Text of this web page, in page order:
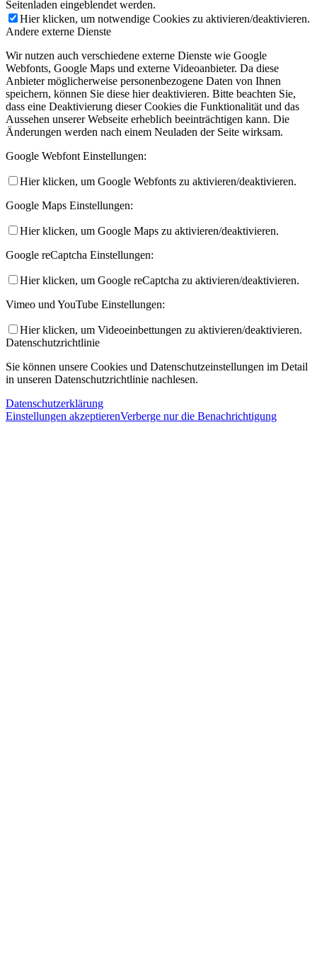
Seitenladen eingeblendet werden.
Hier klicken, um notwendige Cookies zu aktivieren/deaktivieren.
Andere externe Dienste
Wir nutzen auch verschiedene externe Dienste wie Google
Webfonts, Google Maps und externe Videoanbieter. Da diese
Anbieter möglicherweise personenbezogene Daten von Ihnen
speichern, können Sie diese hier deaktivieren. Bitte beachten Sie,
dass eine Deaktivierung dieser Cookies die Funktionalität und das
Aussehen unserer Webseite erheblich beeinträchtigen kann. Die
Änderungen werden nach einem Neuladen der Seite wirksam.
Google Webfont Einstellungen:
Hier klicken, um Google Webfonts zu aktivieren/deaktivieren.
Google Maps Einstellungen:
Hier klicken, um Google Maps zu aktivieren/deaktivieren.
Google reCaptcha Einstellungen:
Hier klicken, um Google reCaptcha zu aktivieren/deaktivieren.
Vimeo und YouTube Einstellungen:
Hier klicken, um Videoeinbettungen zu aktivieren/deaktivieren.
Datenschutzrichtlinie
Sie können unsere Cookies und Datenschutzeinstellungen im Detail
in unseren Datenschutzrichtlinie nachlesen.
Datenschutzerklärung
Einstellungen akzeptierenVerberge nur die Benachrichtigung